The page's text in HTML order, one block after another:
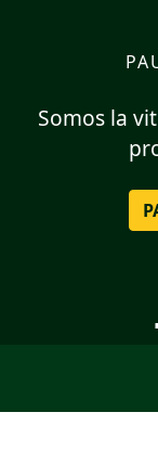
Somos la